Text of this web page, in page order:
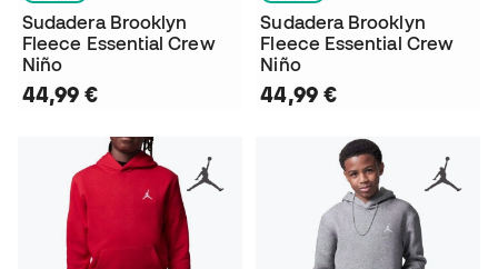
Sudadera Brooklyn
Fleece Essential Crew
Niño
44,99 €
Sudadera Brooklyn
Fleece Essential Crew
Niño
44,99 €